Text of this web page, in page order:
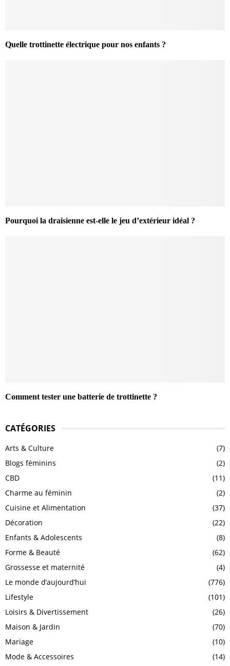
Quelle trottinette électrique pour nos enfants ?
Pourquoi la draisienne est-elle le jeu d’extérieur idéal ?
Comment tester une batterie de trottinette ?
CATÉGORIES
Arts & Culture
(7)
Blogs féminins
(2)
CBD
(11)
Charme au féminin
(2)
Cuisine et Alimentation
(37)
Décoration
(22)
Enfants & Adolescents
(8)
Forme & Beauté
(62)
Grossesse et maternité
(4)
Le monde d’aujourd’hui
(776)
Lifestyle
(101)
Loisirs & Divertissement
(26)
Maison & Jardin
(70)
Mariage
(10)
Mode & Accessoires
(14)